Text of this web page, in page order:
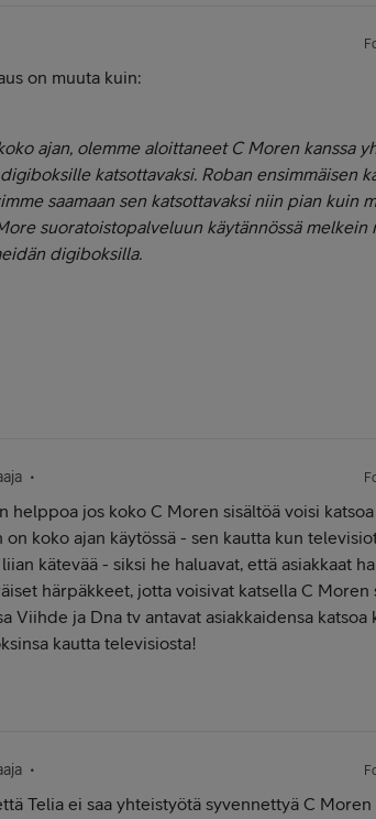
on muuta kuin:
ajan, olemme aloittaneet C Moren kanssa
katsottavaksi. Roban ensimmäisen
saamaan sen katsottavaksi niin pian kuin
suoratoistopalveluun käytännössä melkein
digiboksilla.
helppoa jos koko C Moren sisältöä voisi
koko ajan käytössä - sen kautta kun
kätevää - siksi he haluavat, että asiakkaat
härpäkkeet, jotta voisivat katsella C Moren
Viihde ja Dna tv antavat asiakkaidensa katsoa
kautta televisiosta!
Telia ei saa yhteistyötä syvennettyä C Moren